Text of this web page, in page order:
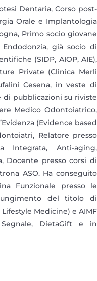
Dentaria, Corso post-
Orale e Implantologia
Primo socio giovane
già socio di
(SIDP, AIOP, AIE),
Private (Clinica Merli
Cesena, in veste di
di pubblicazioni su riviste
Medico Odontoiatrico,
(Evidence based
Relatore presso
Anti-aging,
Docente presso corsi di
ASO. Ha conseguito
Funzionale presso le
del titolo di
Medicine) e AIMF
DietaGift e in